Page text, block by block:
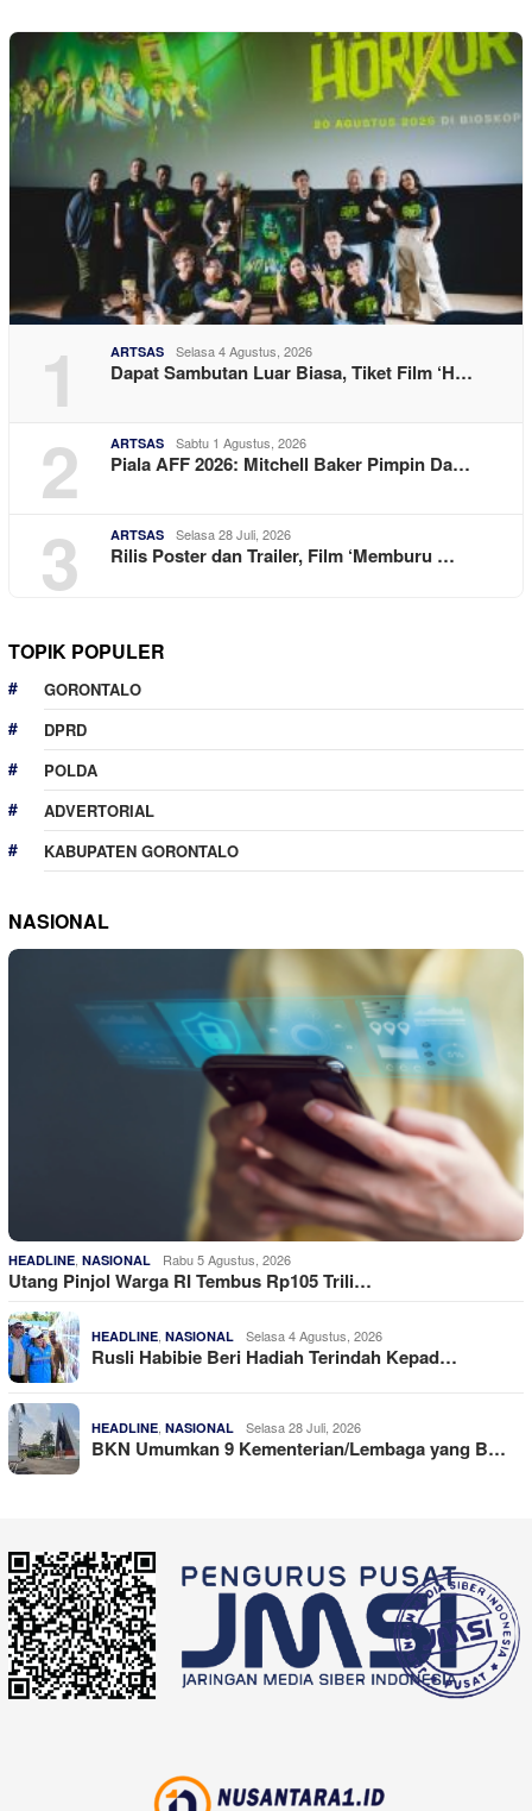
1 ARTSAS Selasa 4 Agustus, 2026
Dapat Sambutan Luar Biasa, Tiket Film ‘H…
2 ARTSAS Sabtu 1 Agustus, 2026
Piala AFF 2026: Mitchell Baker Pimpin Da…
3 ARTSAS Selasa 28 Juli, 2026
Rilis Poster dan Trailer, Film ‘Memburu …
TOPIK POPULER
GORONTALO
DPRD
POLDA
ADVERTORIAL
KABUPATEN GORONTALO
NASIONAL
HEADLINE NASIONAL Rabu 5 Agustus, 2026
Utang Pinjol Warga RI Tembus Rp105 Trili…
HEADLINE NASIONAL Selasa 4 Agustus, 2026
Rusli Habibie Beri Hadiah Terindah Kepad…
HEADLINE NASIONAL Selasa 28 Juli, 2026
BKN Umumkan 9 Kementerian/Lembaga yang B…